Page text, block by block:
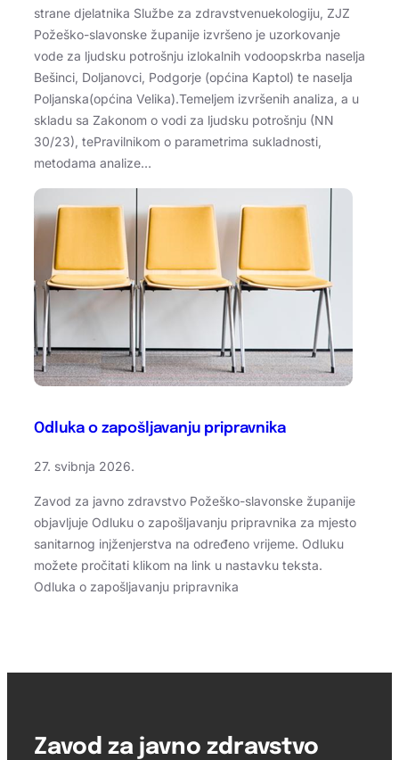
strane djelatnika Službe za zdravstvenuekologiju, ZJZ
Požeško-slavonske županije izvršeno je uzorkovanje
vode za ljudsku potrošnju izlokalnih vodoopskrba naselja
Bešinci, Doljanovci, Podgorje (općina Kaptol) te naselja
Poljanska(općina Velika).Temeljem izvršenih analiza, a u
skladu sa Zakonom o vodi za ljudsku potrošnju (NN
30/23), tePravilnikom o parametrima sukladnosti,
metodama analize…
Odluka o zapošljavanju pripravnika
27. svibnja 2026.
Zavod za javno zdravstvo Požeško-slavonske županije
objavljuje Odluku o zapošljavanju pripravnika za mjesto
sanitarnog injženjerstva na određeno vrijeme. Odluku
možete pročitati klikom na link u nastavku teksta.
Odluka o zapošljavanju pripravnika
Zavod za javno zdravstvo